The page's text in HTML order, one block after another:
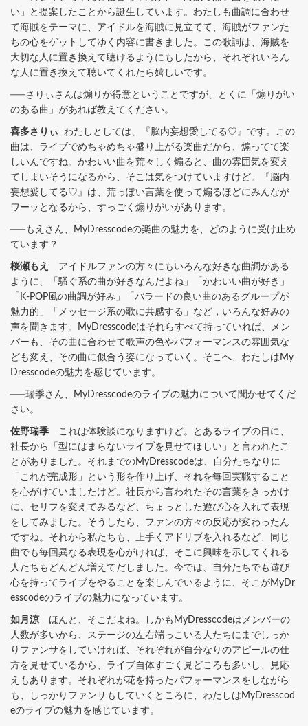
い」と提案したことから誕生しています。わたしも曲調に合わせ
て海賊をテーマに、アイドルを海賊に見立てて、海賊がファンた
ちの心をゲットしてゆく内容に書きました。この歌詞は、海賊を
大切な人に置き換えて聴けるようにもしたから、それぞれいろん
な人に置き換えて聴いてくれたら嬉しいです。
──さりぃさんは煽りが得意ということですが、とくに「煽りがい
のある曲」があれば教えてください。
喜多さりぃ わたしとしては、『脳内妄想愛してる♡』です。この
曲は、ライブでめちゃめちゃ盛り上がる楽曲だから、煽ってて楽
しいんですね。かわいい曲を荒々しく煽ると、曲の雰囲気を変え
てしまいそうになるから、そこは気をつけていますけど。『脳内
妄想愛してる♡』は、荒っぽい言葉を使って煽るほどにみんなが
ワーッとなるから、すっごく煽りがいがあります。
──もえさん、MyDresscodeの楽曲の魅力を、どのように受け止め
ています？
桜瀬もえ
アイドルファンの方々にもいろんな好きな曲調がある
ように、「騒ぐ系の曲が好きなんだよね」「かわいい曲が好き」
「K-POP風の曲調が好み」「バラードの良い曲のあるグループが
魅力的」「メッセージ系の歌に共感する」など，いろんな好みの
声を聞きます。MyDresscodeはそれらすべて持っていれば、メン
バーも、その曲に合わせて歌声の色やパフォーマンスの雰囲気な
ども変え、その曲に似合う姿になっていく。そこへ、わたしはMy
Dresscodeの魅力を感じています。
──瑞季さん、MyDresscodeのライブの魅力について聞かせてくだ
さい。
佐野瑞季 これは体験談になりますけど。とあるライブの日に、
社長から「型にはまらないライブを見せてほしい」と言われたこ
とがありました。それまでのMyDresscodeは、自分たちなりに
「これが完成形」という形を作り上げ、それを毎回実戦すること
を心がけていましたけど。社長から言われたその言葉をきっかけ
に、セリフを変えてみるなど、ちょっとした遊び心を入れて表現
をしてみました。そうしたら、ファンの方々の反応が変わったん
ですね。それから私たちも、上手くアドリブを入れるなど、同じ
曲でも毎回異なる表現を心がければ、そこに興味を示してくれる
人たちもどんどん増えてだしました。今では、自分たちでも遊び
心を持ってライブをやることを楽しんでいるように、そこがMyDr
esscodeのライブの魅力になっています。
如月涼 ほんと、そこだよね。しかもMyDresscodeはメンバーの
人数が多いから、ステージの左右端っこいる人たちにまでしっか
りファンサをしていければ、それぞれが自分なりのアピールの仕
方を見せているから、ライブ自体すごく見どころも多いし、見応
えもあります。それぞれが花を持ったパフォーマンスをしながら
も、しっかりファンサもしていくところに、わたしはMyDresscod
eのライブの魅力を感じています。